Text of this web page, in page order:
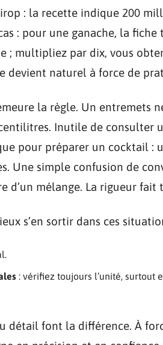
: la recette indique 200
: pour une ganache, la
; multipliez par dix, vous
devient naturel à force de
la règle. Un entremets
Inutile de consulter
pour préparer un cocktail :
Une simple confusion de
d’un mélange. La rigueur
s’en sortir dans ces
: vérifiez toujours l’unité,
détail font la différence. À